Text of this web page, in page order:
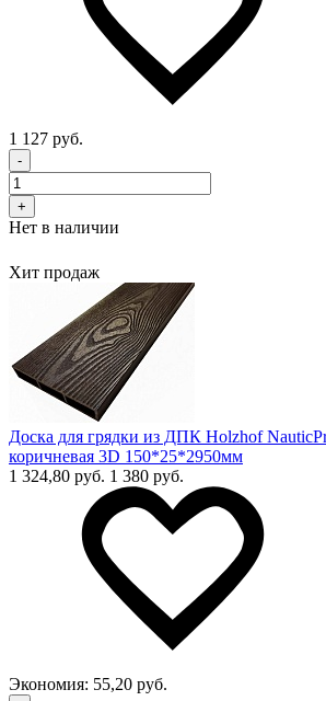
1 127 руб.
-
+
Нет в наличии
Хит продаж
Доска для грядки из ДПК Holzhof
коричневая 3D 150*25*2950мм
1 324,80 руб. 1 380 руб.
Экономия: 55,20 руб.